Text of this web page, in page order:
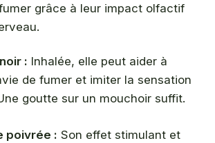
grâce à leur impact olfactif
: Inhalée, elle peut aider à
de fumer et imiter la sensation
goutte sur un mouchoir suffit.
poivrée : Son effet stimulant et